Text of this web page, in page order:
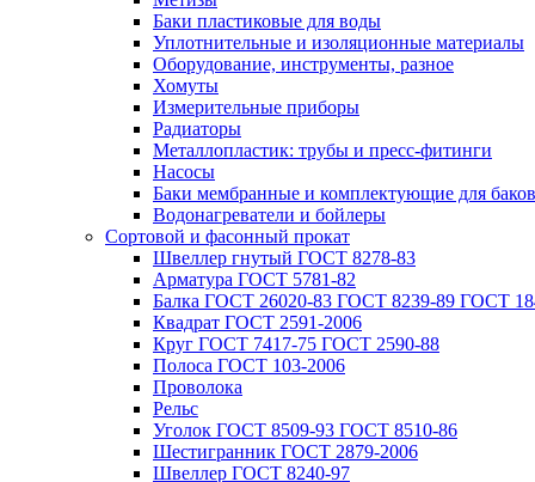
Баки пластиковые для воды
Уплотнительные и изоляционные материалы
Оборудование, инструменты, разное
Хомуты
Измерительные приборы
Радиаторы
Металлопластик: трубы и пресс-фитинги
Насосы
Баки мембранные и комплектующие для баков
Водонагреватели и бойлеры
Сортовой и фасонный прокат
Швеллер гнутый ГОСТ 8278-83
Арматура ГОСТ 5781-82
Балка ГОСТ 26020-83 ГОСТ 8239-89 ГОСТ
Квадрат ГОСТ 2591-2006
Круг ГОСТ 7417-75 ГОСТ 2590-88
Полоса ГОСТ 103-2006
Проволока
Рельс
Уголок ГОСТ 8509-93 ГОСТ 8510-86
Шестигранник ГОСТ 2879-2006
Швеллер ГОСТ 8240-97